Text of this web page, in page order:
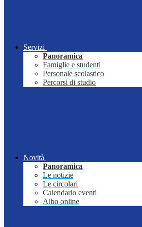
Servizi
Panoramica
Famiglie e studenti
Personale scolastico
Percorsi di studio
Novità
Panoramica
Le notizie
Le circolari
Calendario eventi
Albo online